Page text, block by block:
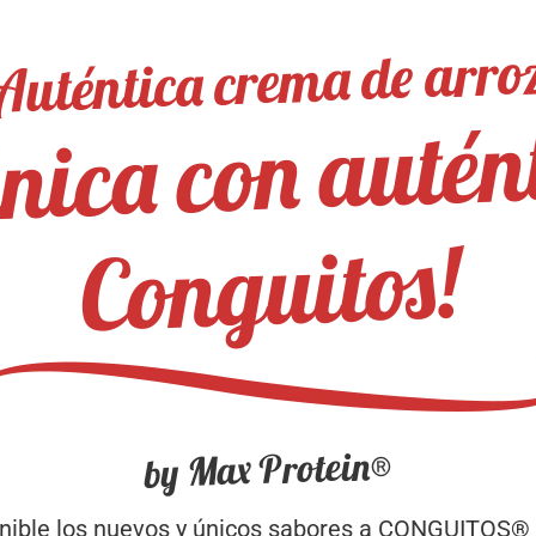
crema de
con
Conguitos!
by Max Protein®
los nuevos y únicos sabores a